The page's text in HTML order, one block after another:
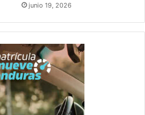
junio 19, 2026